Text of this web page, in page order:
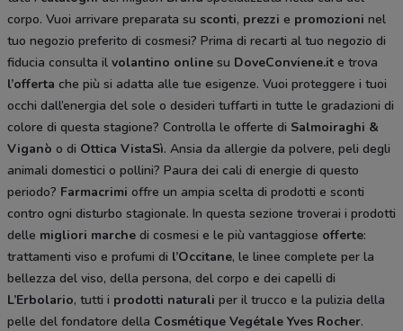
corpo. Vuoi arrivare preparata su sconti, prezzi e promozioni nel
tuo negozio preferito di cosmesi? Prima di recarti al tuo negozio di
fiducia consulta il volantino online su DoveConviene.it e trova
l’offerta che più si adatta alle tue esigenze. Vuoi proteggere i tuoi
occhi dall’energia del sole o desideri tuffarti in tutte le gradazioni di
colore di questa stagione? Controlla le offerte di Salmoiraghi &
Viganò o di Ottica VistaSì. Ansia da allergie da polvere, peli degli
animali domestici o pollini? Paura dei cali di energie di questo
periodo? Farmacrimi offre un ampia scelta di prodotti e sconti
contro ogni disturbo stagionale. In questa sezione troverai i prodotti
delle migliori marche di cosmesi e le più vantaggiose offerte:
trattamenti viso e profumi di l’Occitane, le linee complete per la
bellezza del viso, della persona, del corpo e dei capelli di
L’Erbolario, tutti i prodotti naturali per il trucco e la pulizia della
pelle del fondatore della Cosmétique Vegétale Yves Rocher.